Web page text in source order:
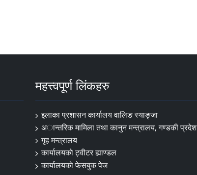
महत्त्वपूर्ण लिंकहरु
इलाका प्रशासन कार्यालय वालिङ स्याङ्जा
अान्तरिक मामिला तथा कानुन मन्त्रालय, गण्डकी प्रदेश
गृह मन्त्रालय
कार्यालयकाे ट्वीटर ह्याण्डल
कार्यालयकाे फेसबुक पेज